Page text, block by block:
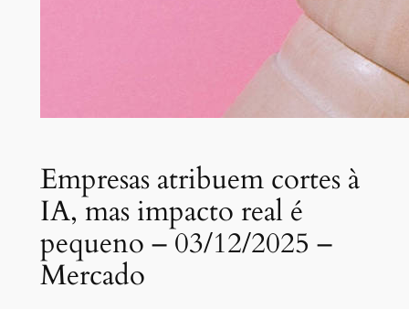
Empresas atribuem cortes à
IA, mas impacto real é
pequeno – 03/12/2025 –
Mercado